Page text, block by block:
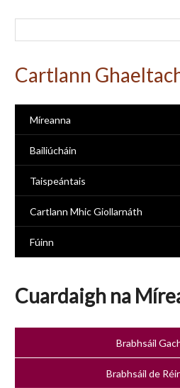
Cartlann
Míreanna
Bailiúcháin
Taispeántais
Cartlann Mhic Giollarnáth
Fúinn
Cuardaigh na
Brabhsáil
Brabhsáil de